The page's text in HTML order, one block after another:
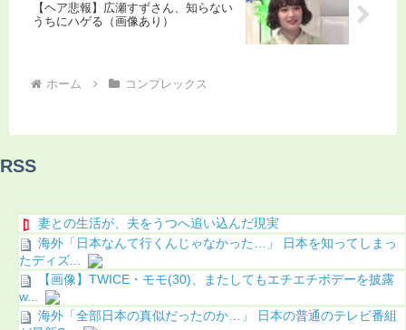
【ヘア悲報】広瀬すずさん、知らない
うちにハゲる（画像あり）
ホーム コンプレックス
RSS
妻との生活が、夫をうつへ追い込んだ現実
海外「日本なんて行くんじゃなかった…」 日本を知ってしまっ
たディズ...
【画像】TWICE・モモ(30)、またしてもエチエチボデーを披露
w...
海外「全部日本の真似だったのか…」 日本の普通のテレビ番組